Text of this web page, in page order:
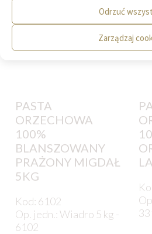
Odrzuć
Zarządzaj
PASTA
ORZECHOWA
100%
BLANSZOWANY
PRAŻONY MIGDAŁ
5KG
Kod: 6102
Op. jedn.: Wiadro 5 kg -
6102